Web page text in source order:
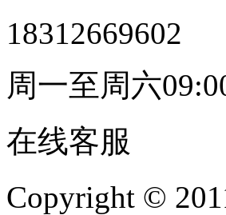
18312669602
周一至周六
在线客服
Copyright ©